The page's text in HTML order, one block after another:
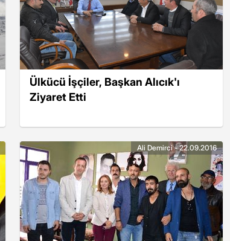
Ülkücü İşçiler, Başkan Alıcık'ı
Ziyaret Etti
Ali Demirci - 22.09.2016